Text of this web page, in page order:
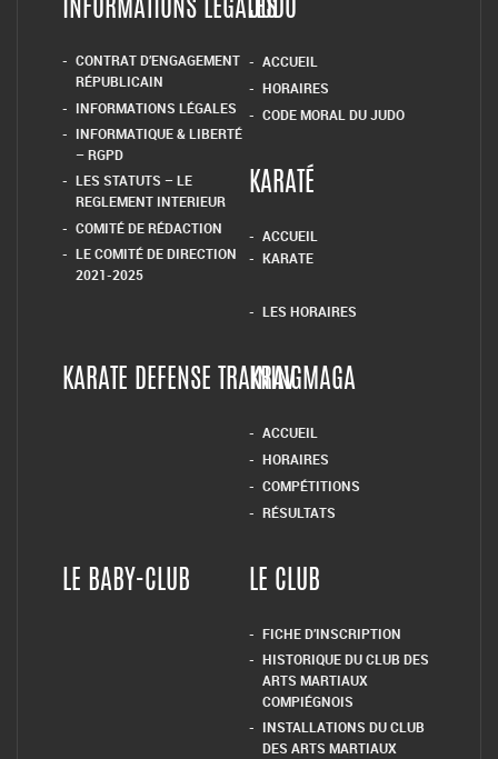
INFORMATIONS LEGALES
CONTRAT D’ENGAGEMENT
RÉPUBLICAIN
INFORMATIONS LÉGALES
INFORMATIQUE & LIBERTÉ
– RGPD
LES STATUTS – LE
REGLEMENT INTERIEUR
COMITÉ DE RÉDACTION
LE COMITÉ DE DIRECTION
2021-2025
JUDO
ACCUEIL
HORAIRES
CODE MORAL DU JUDO
KARATÉ
ACCUEIL
KARATE
LES HORAIRES
KARATE DEFENSE TRAININGKRAV MAGA
ACCUEIL
HORAIRES
COMPÉTITIONS
RÉSULTATS
LE BABY-CLUB LE CLUB
FICHE D’INSCRIPTION
HISTORIQUE DU CLUB DES
ARTS MARTIAUX
COMPIÉGNOIS
INSTALLATIONS DU CLUB
DES ARTS MARTIAUX